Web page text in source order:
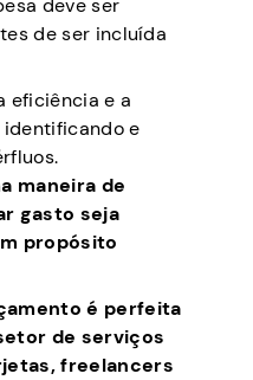
deve ser
de ser incluída
eficiência e a
e
maneira de
gasto seja
propósito
é perfeita
de serviços
freelancers